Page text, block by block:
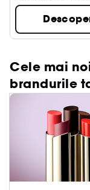
Cele mai
brandurile